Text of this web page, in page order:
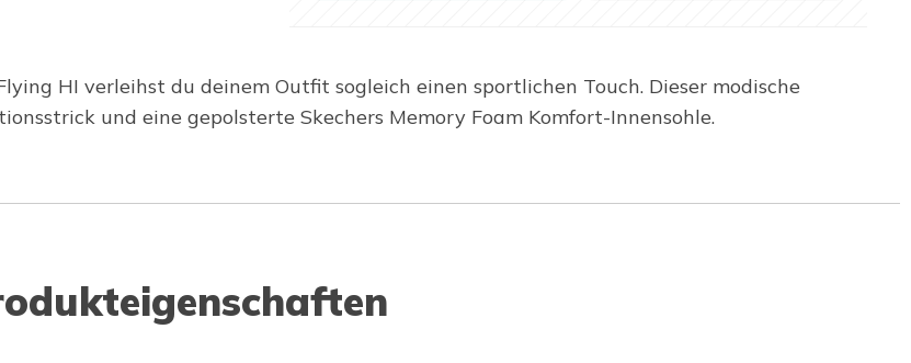
HI verleihst du deinem Outfit sogleich einen sportlichen Touch. Dieser modische
und eine gepolsterte Skechers Memory Foam Komfort-Innensohle.